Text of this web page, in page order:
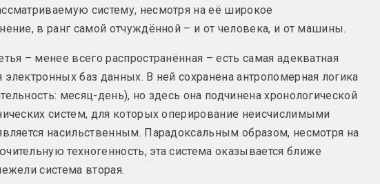
2024, живопись 2024, печатное произведение 2024,
листы
серия
Толчок
2024, живопись
ТРАНЗИТ-ОБЪЕКТ
2024, скульптура 2024,
и
произведение
Дарья Семчук (Цемра)
ЧУВСТВИТЕЛЬНОСТЬ
Cottonyevil
Юбилей
Я -
2024,
систему, несмотря на её широкое
в ранг самой отчуждённой – и от человека, и от машины.
– менее всего распространённая – есть самая адекватная
баз данных. В ней сохранена антропомерная логика
месяц-день), но здесь она подчинена хронологической
систем, для которых оперирование неисчислимыми
насильственным. Парадоксальным образом, несмотря на
техногенность, эта система оказывается ближе
система вторая.